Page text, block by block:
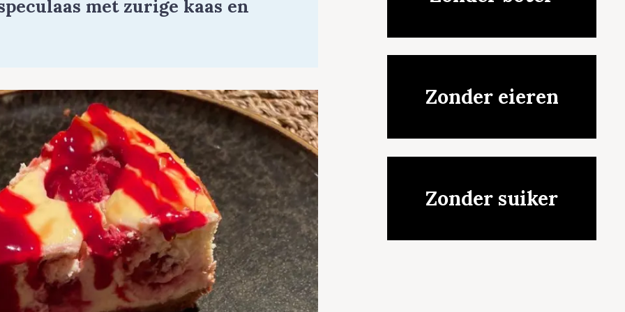
met zurige kaas en
Zonder eieren
Zonder suiker